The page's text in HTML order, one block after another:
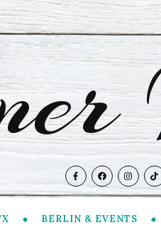
BERLIN & EVENTS